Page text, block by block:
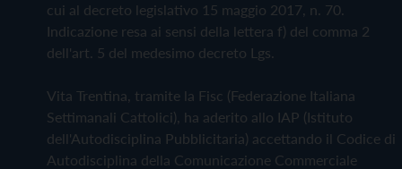
cui al decreto legislativo 15 maggio 2017, n. 70.
Indicazione resa ai sensi della lettera f) del comma 2
dell'art. 5 del medesimo decreto Lgs.
Vita Trentina, tramite la Fisc (Federazione Italiana
Settimanali Cattolici), ha aderito allo IAP (Istituto
dell'Autodisciplina Pubblicitaria) accettando il Codice di
Autodisciplina della Comunicazione Commerciale